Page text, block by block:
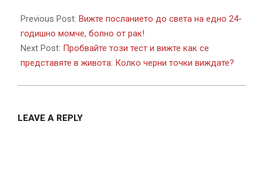
08-
16
Previous Post: Вижте посланието до света на едно 24-
годишно момче, болно от рак!
Next Post: Пробвайте този тест и вижте как се
представяте в живота: Колко черни точки виждате?
LEAVE A REPLY